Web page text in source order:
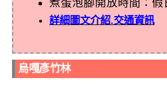
煮蛋泡腳開放時間：
詳細圖文介紹.交通資訊
烏嘎彥竹林